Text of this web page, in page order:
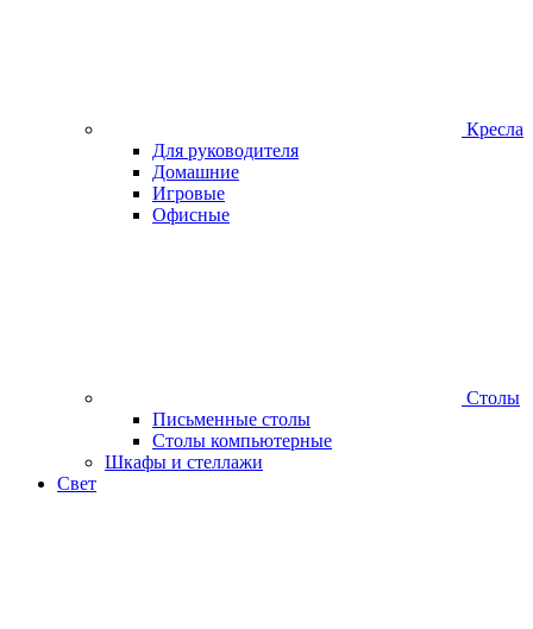
Кресла
Для руководителя
Домашние
Игровые
Офисные
Столы
Письменные столы
Столы компьютерные
Шкафы и стеллажи
Свет